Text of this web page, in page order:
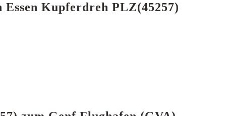
Kupferdreh PLZ(45257)